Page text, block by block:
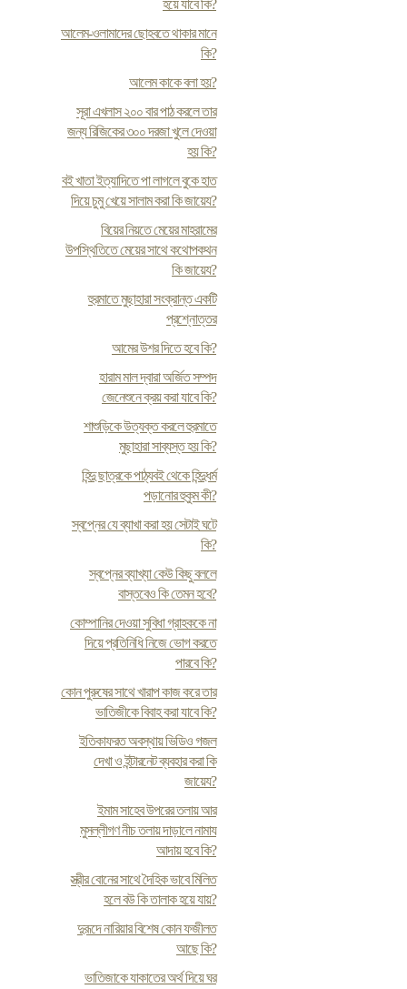
হয়ে যাবে কি?
আলেম-ওলামাদের ছোহবতে থাকার মানে
কি?
আলেম কাকে বলা হয়?
সূরা এখলাস ২০০ বার পাঠ করলে তার
জন্য রিজিকের ৩০০ দরজা খুলে দেওয়া
হয় কি?
ব‌ই খাতা ইত্যাদিতে পা লাগলে বুকে হাত
দিয়ে চুমু খেয়ে সালাম করা কি জায়েয?
বিয়ের নিয়তে মেয়ের মাহরামের
উপস্থিতিতে মেয়ের সাথে কথোপকথন
কি জায়েয?
হুরমাতে মুছাহারা সংক্রান্ত একটি
প্রশ্নোত্তর
আমের উশর দিতে হবে কি?
হারাম মাল দ্বারা অর্জিত সম্পদ
জেনেশুনে ক্রয় করা যাবে কি?
শাশুড়িকে উত্যক্ত করলে হুরমাতে
মুছাহারা সাব্যস্ত হয় কি?
হিন্দু ছাত্রকে পাঠ্যবই থেকে হিন্দুধর্ম
পড়ানোর হুকুম কী?
স্বপ্নের যে ব্যাখা করা হয় সেটাই ঘটে
কি?
স্বপ্নের ব্যাখ্যা কেউ কিছু বললে
বাস্তবেও কি তেমন হবে?
কোম্পানির দেওয়া সুবিধা গ্রাহককে না
দিয়ে প্রতিনিধি নিজে ভোগ করতে
পারবে কি?
কোন পুরুষের সাথে খারাপ কাজ করে তার
ভাতিজীকে বিবাহ করা যাবে কি?
ইতিকাফরত অবস্থায় ভিডিও গজল
দেখা ও ইন্টারনেট ব্যবহার করা কি
জায়েয?
ইমাম সাহেব উপরের তলায় আর
মুসল্লীগণ নীচ তলায় দাড়ালে নামায
আদায় হবে কি?
স্ত্রীর বোনের সাথে দৈহিক ভাবে মিলিত
হলে বউ কি তালাক হয়ে যায়?
দুরূদে নারিয়ার বিশেষ কোন ফজীলত
আছে কি?
ভাতিজাকে যাকাতের অর্থ দিয়ে ঘর